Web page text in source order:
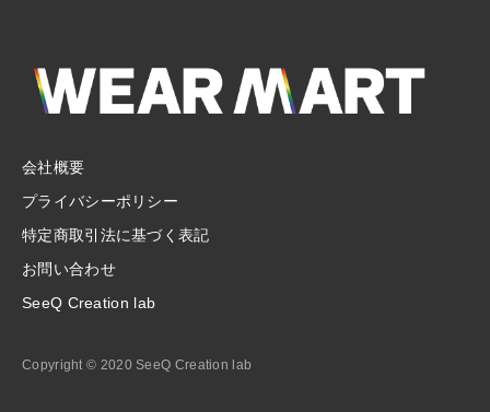
会社概要
プライバシーポリシー
特定商取引法に基づく表記
お問い合わせ
SeeQ Creation lab
Copyright © 2020 SeeQ Creation lab